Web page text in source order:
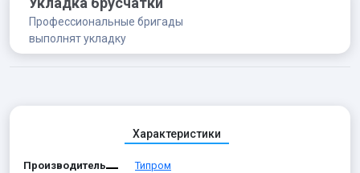
Профессиональные бригады
выполнят укладку
Характеристики
Производитель Типром